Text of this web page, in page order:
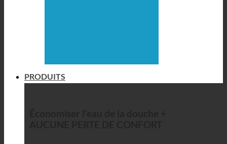
PRODUITS